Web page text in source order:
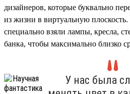
дизайнеров, которые буквально
из жизни в виртуальную
специально взяли лампы, кресла,
банка, чтобы максимально близко
У нас была